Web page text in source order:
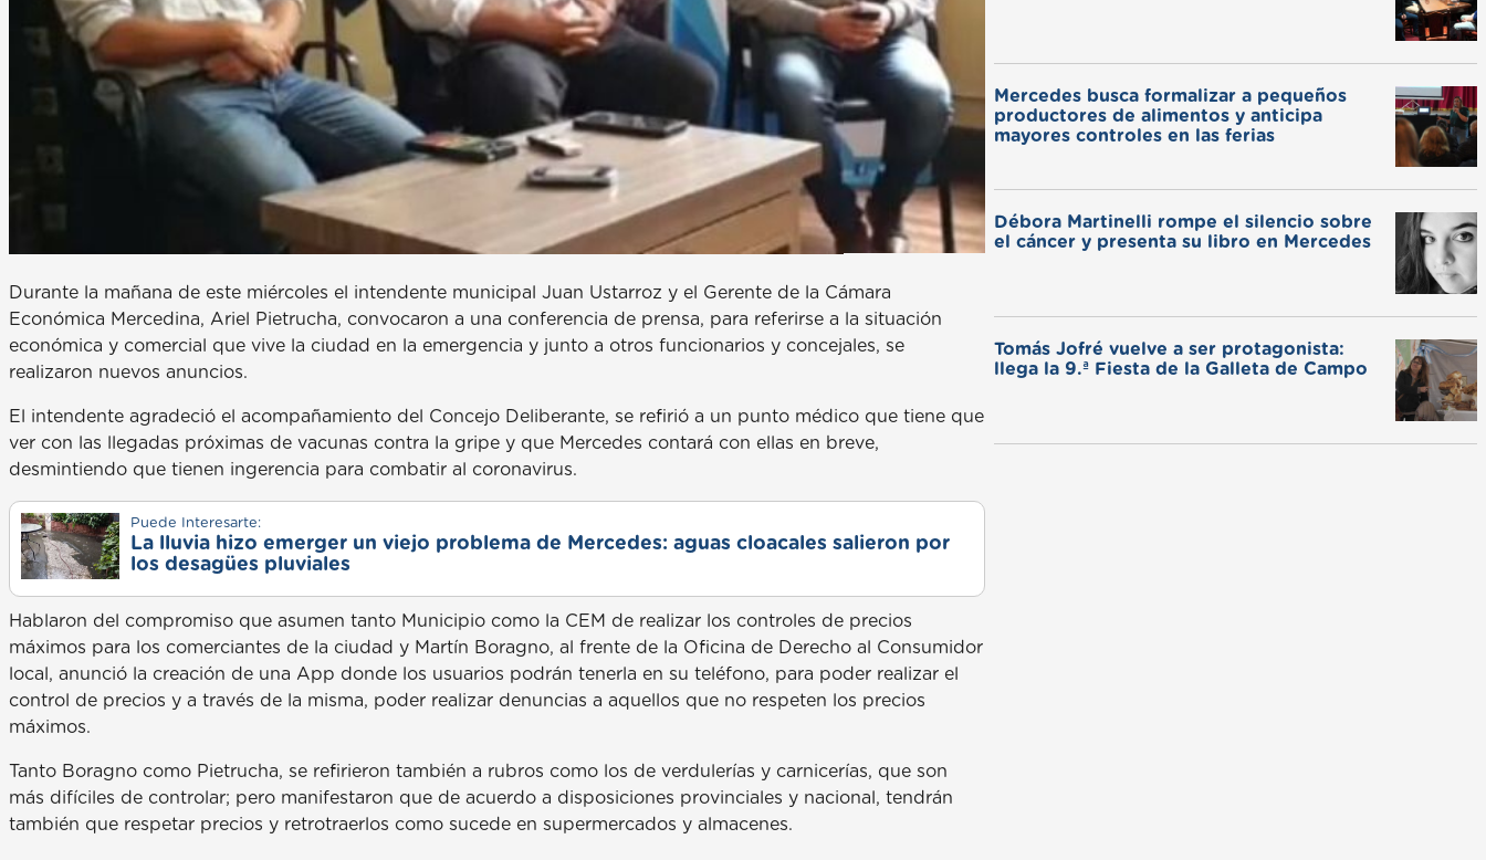
Durante la mañana de este miércoles el intendente municipal Juan Ustarroz y el Gerente de la Cámara
Económica Mercedina, Ariel Pietrucha, convocaron a una conferencia de prensa, para referirse a la situación
económica y comercial que vive la ciudad en la emergencia y junto a otros funcionarios y concejales, se
realizaron nuevos anuncios.
El intendente agradeció el acompañamiento del Concejo Deliberante, se refirió a un punto médico que tiene que
ver con las llegadas próximas de vacunas contra la gripe y que Mercedes contará con ellas en breve,
desmintiendo que tienen ingerencia para combatir al coronavirus.
Puede Interesarte:
La lluvia hizo emerger un viejo problema de Mercedes: aguas cloacales salieron por
los desagües pluviales
Hablaron del compromiso que asumen tanto Municipio como la CEM de realizar los controles de precios
máximos para los comerciantes de la ciudad y Martín Boragno, al frente de la Oficina de Derecho al Consumidor
local, anunció la creación de una App donde los usuarios podrán tenerla en su teléfono, para poder realizar el
control de precios y a través de la misma, poder realizar denuncias a aquellos que no respeten los precios
máximos.
Tanto Boragno como Pietrucha, se refirieron también a rubros como los de verdulerías y carnicerías, que son
más difíciles de controlar; pero manifestaron que de acuerdo a disposiciones provinciales y nacional, tendrán
también que respetar precios y retrotraerlos como sucede en supermercados y almacenes.
Mercedes busca formalizar a pequeños
productores de alimentos y anticipa
mayores controles en las ferias
Débora Martinelli rompe el silencio sobre
el cáncer y presenta su libro en Mercedes
Tomás Jofré vuelve a ser protagonista:
llega la 9.ª Fiesta de la Galleta de Campo